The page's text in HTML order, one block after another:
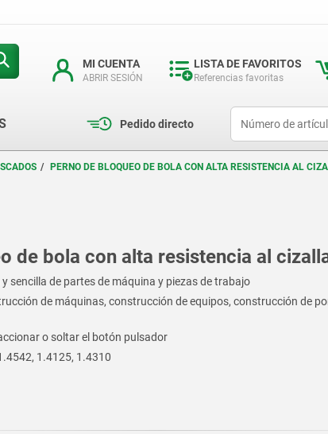
MI CUENTA
ABRIR SESIÓN
LISTA DE FAVORITOS
Referencias favoritas
Pedido directo
PERNO DE BLOQUEO DE BOLA CON ALTA RESISTENCIA AL
de bola con alta resistencia al
sencilla de partes de máquina y piezas de trabajo
de máquinas, construcción de equipos, construcción de
o soltar el botón pulsador
1.4125, 1.4310